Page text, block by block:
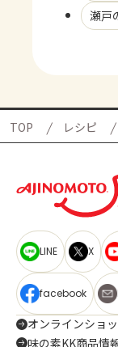
瀬戸
TOP レシピ
LINE X
facebook
オンラインショ
味の素KK商品情